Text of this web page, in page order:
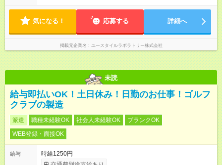
気になる！ 応募する 詳細へ
掲載元企業名 ユースタイルラボラトリー株式会社
未読
給与即払いOK！土日休み！日勤のお仕事！ゴルフ
クラブの製造
派遣 職種未経験OK 社会人未経験OK
ブランクOK
WEB登録・面接OK
給与
時給1250円